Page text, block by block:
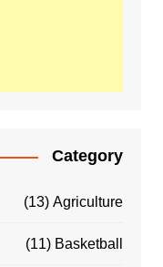
Category
Agriculture
(13)
Basketball
(11)